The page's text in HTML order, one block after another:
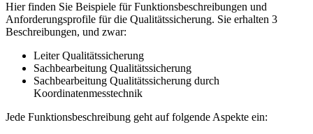
Hier finden Sie Beispiele für Funktionsbeschreibungen und
Anforderungsprofile für die Qualitätssicherung. Sie erhalten 3
Beschreibungen, und zwar:
Leiter Qualitätssicherung
Sachbearbeitung Qualitätssicherung
Sachbearbeitung Qualitätssicherung durch
Koordinatenmesstechnik
Jede Funktionsbeschreibung geht auf folgende Aspekte ein: